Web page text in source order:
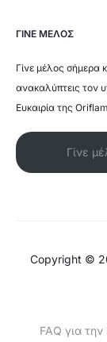
ΓΙΝΕ ΜΕΛΟΣ
Γίνε μέλος σήμερα
ανακαλύπτεις τον
Ευκαιρία της
Γίνε
Copyright ©
FAQ για